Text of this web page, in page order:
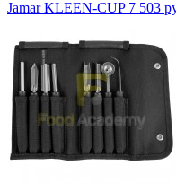
Jamar KLEEN-CUP 7 503